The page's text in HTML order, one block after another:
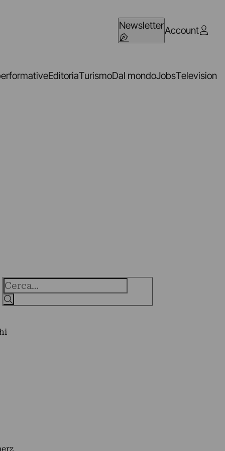
NewsletterAccount
EditoriaTurismoDal mondoJobsTelevision